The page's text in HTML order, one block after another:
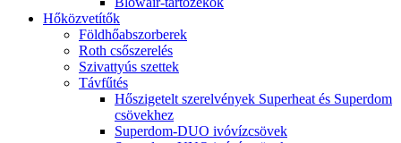
Hőközvetítők
Földhőabszorberek
Roth csőszerelés
Szivattyús szettek
Távfűtés
Hőszigetelt szerelvények Superheat és Superdom
csövekhez
Superdom-DUO ivóvízcsövek